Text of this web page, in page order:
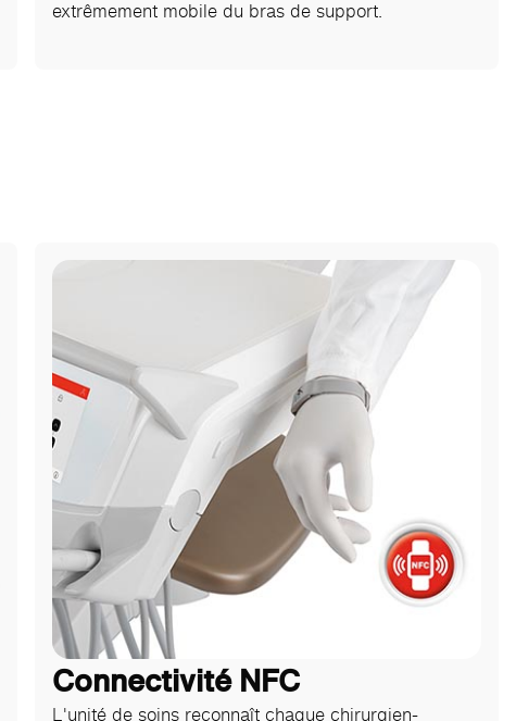
extrêmement mobile du bras de support.
Connectivité NFC
L'unité de soins reconnaît chaque chirurgien-